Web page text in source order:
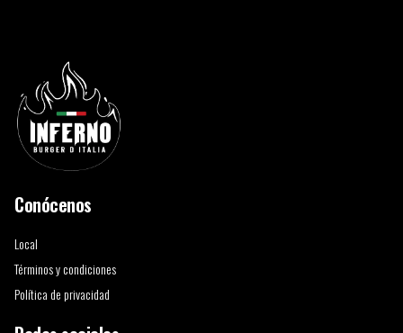
Conócenos
Local
Términos y condiciones
Política de privacidad